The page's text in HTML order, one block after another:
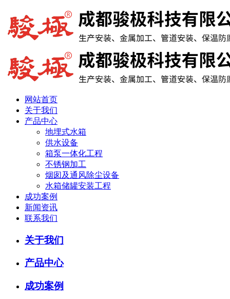
网站首页
关于我们
产品中心
地埋式水箱
供水设备
箱泵一体化工程
不锈钢加工
烟囱及通风除尘设备
水箱储罐安装工程
成功案例
新闻资讯
联系我们
关于我们
产品中心
成功案例